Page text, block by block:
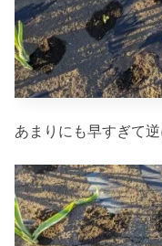
あまりにも早すぎて